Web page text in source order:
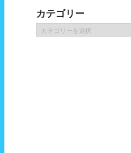
イ
ブ
カテゴリー
テ